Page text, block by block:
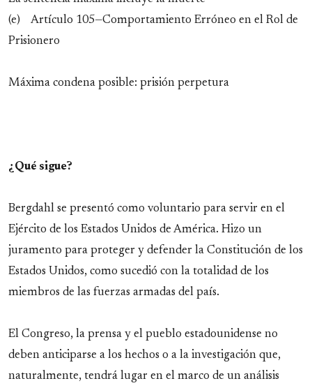
(e) Artículo 105—Comportamiento Erróneo en el Rol de
Prisionero
Máxima condena posible: prisión perpetura
¿Qué sigue?
Bergdahl se presentó como voluntario para servir en el
Ejército de los Estados Unidos de América. Hizo un
juramento para proteger y defender la Constitución de los
Estados Unidos, como sucedió con la totalidad de los
miembros de las fuerzas armadas del país.
El Congreso, la prensa y el pueblo estadounidense no
deben anticiparse a los hechos o a la investigación que,
naturalmente, tendrá lugar en el marco de un análisis